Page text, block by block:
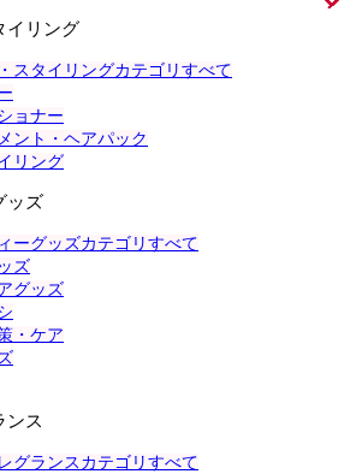
イリング
スタイリングカテゴリすべて
ョナー
ント・ヘアパック
リング
ッズ
ーグッズカテゴリすべて
ズ
グッズ
・ケア
ンス
グランスカテゴリすべて